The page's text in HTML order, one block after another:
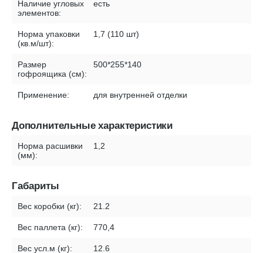
Наличие угловых
элементов:
есть
Норма упаковки
(кв.м/шт):
1,7 (110 шт)
Размер
гофроящика (см):
500*255*140
Применение: для внутренней отделки
Дополнительные характеристики
Норма расшивки
(мм):
1,2
Габариты
Вес коробки (кг): 21.2
Вес паллета (кг): 770,4
Вес усл.м (кг): 12.6